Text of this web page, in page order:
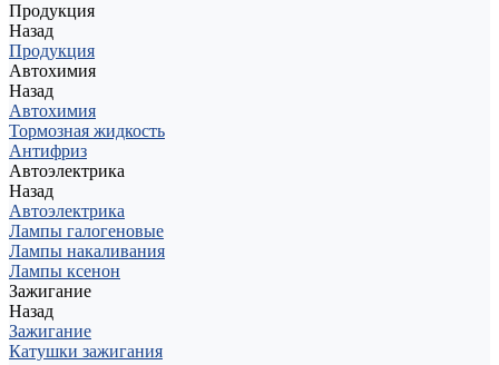
Продукция
Назад
Продукция
Автохимия
Назад
Автохимия
Тормозная жидкость
Антифриз
Автоэлектрика
Назад
Автоэлектрика
Лампы галогеновые
Лампы накаливания
Лампы ксенон
Зажигание
Назад
Зажигание
Катушки зажигания